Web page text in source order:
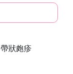
帶狀皰疹